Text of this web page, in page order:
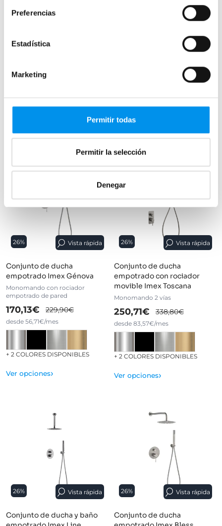
Preferencias
Estadística
Marketing
Permitir todas
Permitir la selección
Denegar
Conjunto de ducha
Monomando de 1 vía con rociador
redondo
desde 32,83€/mes
+ 2 COLORES DISPONIBLES
termostático rociador redondo
+ 2 COLORES DISPONIBLES
26% Vista rápida
Conjunto de ducha
empotrado Imex Génova
Monomando con rociador
empotrado de pared
170,13€ 229,90€
desde 56,71€/mes
+ 2 COLORES DISPONIBLES
Ver opciones›
26% Vista rápida
Conjunto de ducha
empotrado con rociador
movible Imex Toscana
Monomando 2 vías
250,71€ 338,80€
desde 83,57€/mes
+ 2 COLORES DISPONIBLES
Ver opciones›
26% Vista rápida
Conjunto de ducha y baño
26% Vista rápida
Conjunto de ducha